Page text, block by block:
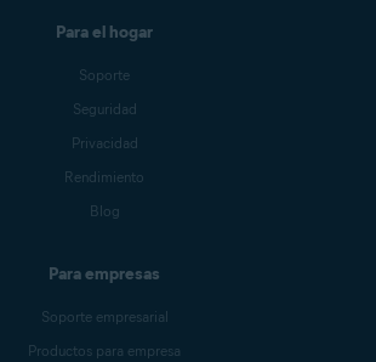
Para el hogar
Soporte
Seguridad
Privacidad
Rendimiento
Blog
Para empresas
Soporte empresarial
Productos para empresa